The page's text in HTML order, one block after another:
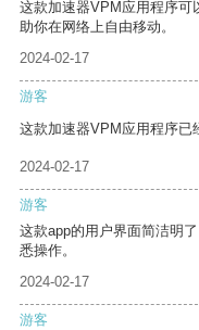
这款加速器VPM应用程序可
助你在网络上自由移动。
2024-02-17
游客
这款加速器VPM应用程序已
2024-02-17
游客
这款app的用户界面简洁明
悉操作。
2024-02-17
游客